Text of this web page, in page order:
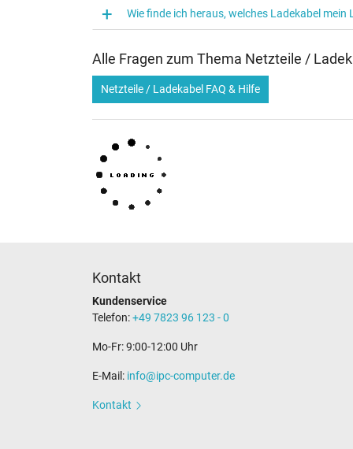
Wie finde ich heraus, welches Ladekabel mein
Alle Fragen zum Thema Netzteile /
Netzteile / Ladekabel FAQ & Hilfe
Kontakt
Kundenservice
Telefon:+49 7823 96 123 - 0
Mo-Fr: 9:00-12:00 Uhr
E-Mail: info@ipc-computer.de
Kontakt